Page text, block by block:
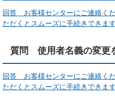
回答 お客様センターにご連絡く
ただくとスムーズに手続きできます
質問 使用者名義の変更
回答 お客様センターにご連絡く
ただくとスムーズに手続きできます